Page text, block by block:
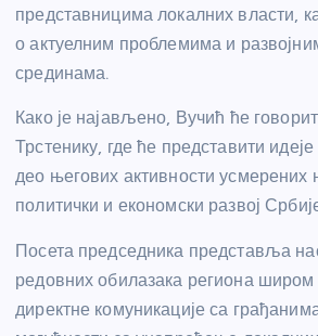
представницима локалних власти,
о актуелним проблемима и
срединама.
Како је најављено, Вучић ће
Трстенику, где ће представити
део његових активности
политички и економски развој
Посета председника представља
редовних обилазака региона
директне комуникације са